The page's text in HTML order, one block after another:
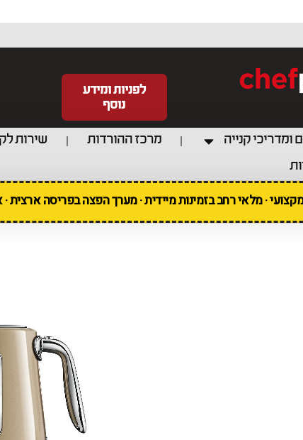
לפניות ומידע
נוסף
ומדריכי קנייה מרכז ההורדות שירות
· מלאי רחב בזמינות מיידית · מערך הפצה בפריסה ארצית